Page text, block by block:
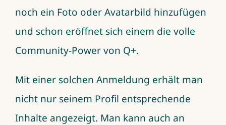
noch ein Foto oder Avatarbild hinzufügen
und schon eröffnet sich einem die volle
Community-Power von Q+.
Mit einer solchen Anmeldung erhält man
nicht nur seinem Profil entsprechende
Inhalte angezeigt. Man kann auch an